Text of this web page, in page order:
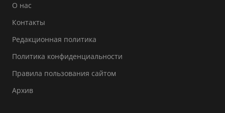
О нас
Контакты
Редакционная политика
Политика конфиденциальности
Правила пользования сайтом
Архив